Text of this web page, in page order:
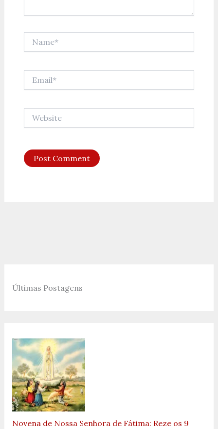
Últimas Postagens
Novena de Nossa Senhora de Fátima: Reze os 9